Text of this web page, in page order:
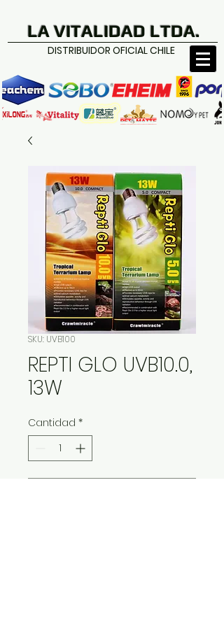
LA VITALIDAD LTDA.
DISTRIBUIDOR OFICIAL CHILE
SKU: UVB100
REPTI GLO UVB10.0,
13W
Cantidad *